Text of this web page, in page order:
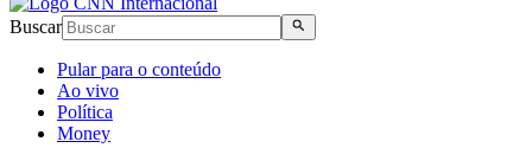
Buscar
Pular para o conteúdo
Ao vivo
Política
Money